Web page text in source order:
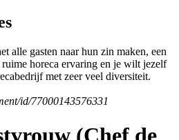
alle gasten naar hun zin maken, een
ruime horeca ervaring en je wilt jezelf
met zeer veel diversiteit.
(Chef de